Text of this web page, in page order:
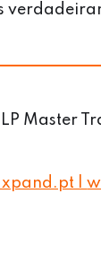
Master
|